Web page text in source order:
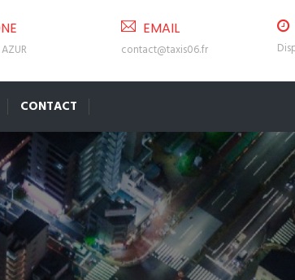
EMAIL
contact@taxis06.fr
CONTACT